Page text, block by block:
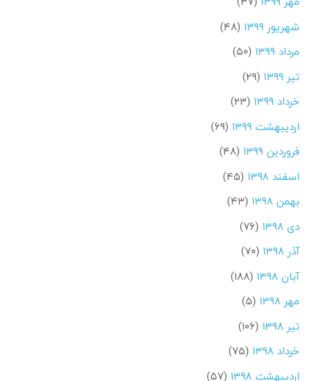
شهریور ۱۳۹۹
(۴۸)
مرداد ۱۳۹۹
(۵۰)
تیر ۱۳۹۹
(۲۹)
خرداد ۱۳۹۹
(۲۳)
اردیبهشت ۱۳۹۹
(۶۹)
فروردین ۱۳۹۹
(۴۸)
اسفند ۱۳۹۸
(۴۵)
بهمن ۱۳۹۸
(۴۳)
دی ۱۳۹۸
(۷۶)
آذر ۱۳۹۸
(۷۰)
آبان ۱۳۹۸
(۱۸۸)
مهر ۱۳۹۸
(۵)
تیر ۱۳۹۸
(۱۰۶)
خرداد ۱۳۹۸
(۷۵)
اردیبهشت ۱۳۹۸
(۵۷)